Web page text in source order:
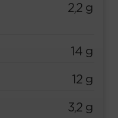
2,2 g
14 g
12 g
3,2 g